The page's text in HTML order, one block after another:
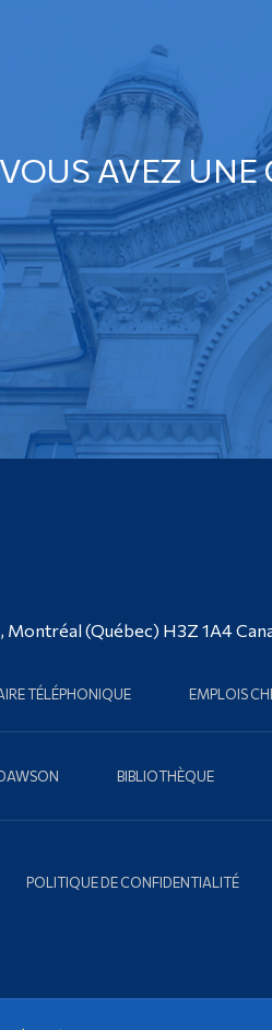
VOUS AVEZ UNE
(Québec) H3Z 1A4
TÉLÉPHONIQUE EMPLOIS
BIBLIOTHÈQUE
POLITIQUE DE CONFIDENTIALITÉ